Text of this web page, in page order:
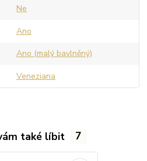
Ne
Ano
Ano (malý bavlněný)
Veneziana
také líbit 7